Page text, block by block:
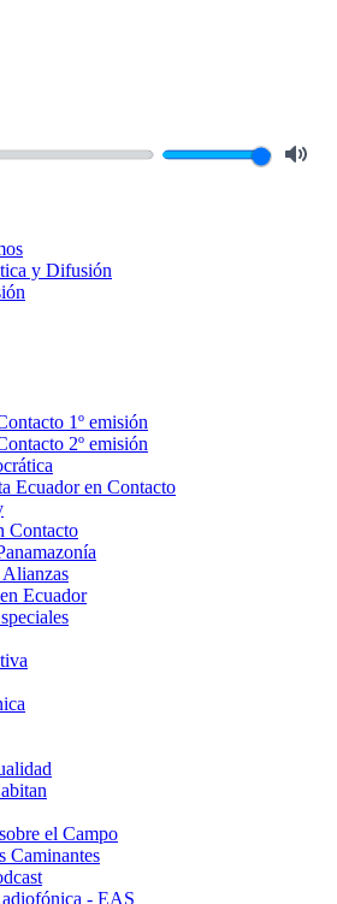
y Difusión
1º emisión
2º emisión
Ecuador en Contacto
Contacto
Alianzas
Ecuador
el Campo
Caminantes
- EAS